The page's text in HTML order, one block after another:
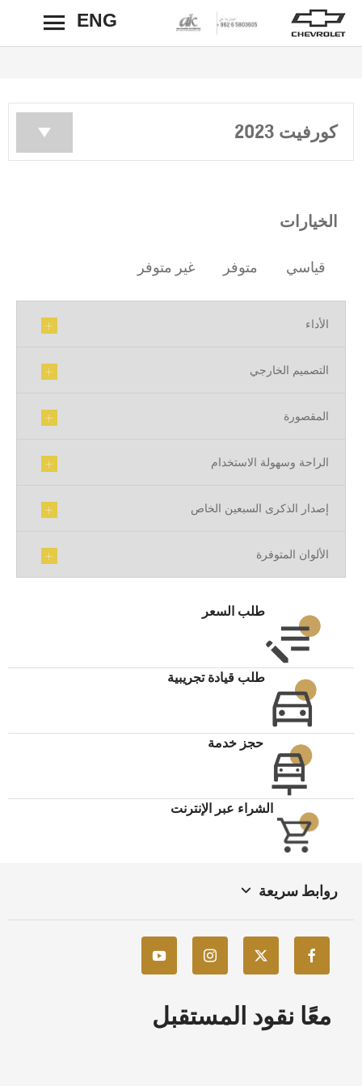
ENG رجوع
كورفيت 2023
الخيارات
قياسي متوفر غير متوفر
الأداء
التصميم الخارجي
المقصورة
الراحة وسهولة الاستخدام
إصدار‭ ‬الذكرى‭ ‬السبعين‭ ‬الخاص
الألوان المتوفرة
طلب السعر
طلب قيادة تجريبية
حجز خدمة
الشراء عبر الإنترنت
روابط سريعة
معًا نقود المستقبل